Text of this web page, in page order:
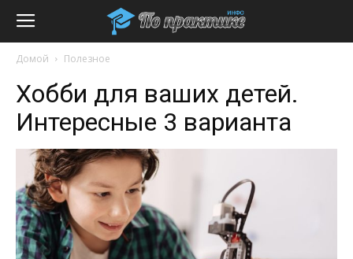
Домой Полезное
Хобби для ваших детей.
Интересные 3 варианта